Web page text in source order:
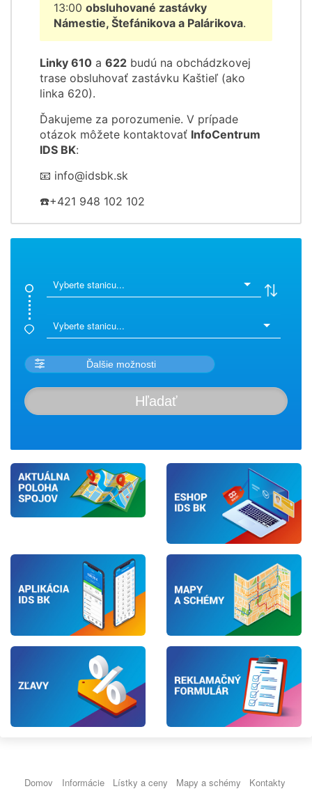
13:00 obsluhované zastávky
Námestie, Štefánikova a Palárikova.
Linky 610 a 622 budú na obchádzkovej
trase obsluhovať zastávku Kaštieľ (ako
linka 620).
Ďakujeme za porozumenie. V prípade
otázok môžete kontaktovať InfoCentrum
IDS BK:
📧 info@idsbk.sk
☎️+421 948 102 102
Domov Informácie Lístky a ceny Mapy a schémy Kontakty